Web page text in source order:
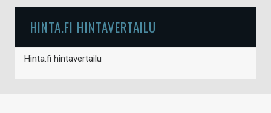
HINTA.FI HINTAVERTAILU
Hinta.fi hintavertailu